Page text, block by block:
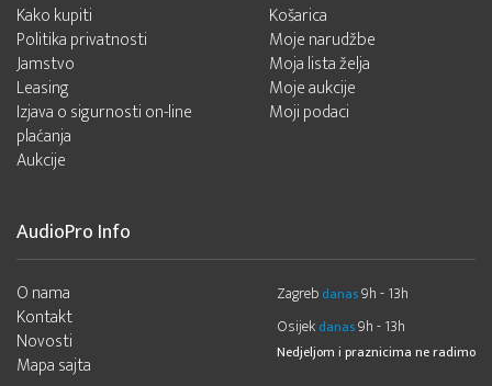
Kako kupiti
Politika privatnosti
Jamstvo
Leasing
Izjava o sigurnosti on-line
plaćanja
Aukcije
Košarica
Moje narudžbe
Moja lista želja
Moje aukcije
Moji podaci
AudioPro Info
O nama
Kontakt
Novosti
Mapa sajta
Zagreb danas9h - 13h
Osijek danas9h - 13h
Nedjeljom i praznicima ne radimo